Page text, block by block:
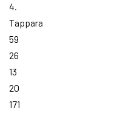
4.
Tappara
59
26
13
20
171